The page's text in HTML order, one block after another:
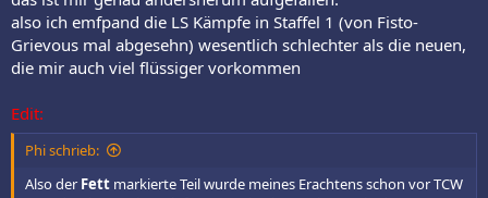
also ich emfpand die LS Kämpfe in Staffel 1 (von Fisto-
Grievous mal abgesehn) wesentlich schlechter als die neuen,
die mir auch viel flüssiger vorkommen
Edit:
Phi schrieb:
Also der Fett markierte Teil wurde meines Erachtens schon vor TCW